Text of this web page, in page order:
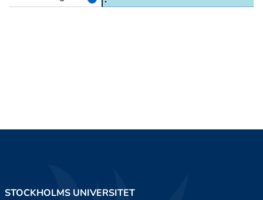
STOCKHOLMS UNIVERSITET